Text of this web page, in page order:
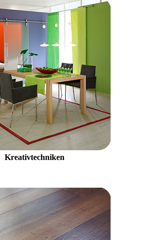
Kreativtechniken